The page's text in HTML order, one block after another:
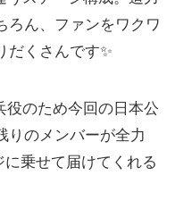
ろん、ファンをワクワ
だくさんです✨
役のため今回の日本公
のメンバーが全力
に乗せて届けてくれる